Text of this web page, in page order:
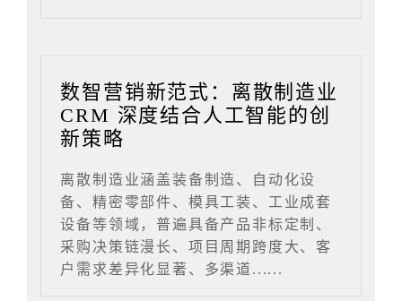
数智营销新范式：离散制造业
CRM 深度结合人工智能的创
新策略
离散制造业涵盖装备制造、自动化设
备、精密零部件、模具工装、工业成套
设备等领域，普遍具备产品非标定制、
采购决策链漫长、项目周期跨度大、客
户需求差异化显著、多渠道......